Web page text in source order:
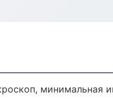
минимальная